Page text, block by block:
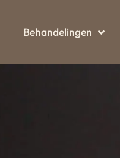
Behandelingen